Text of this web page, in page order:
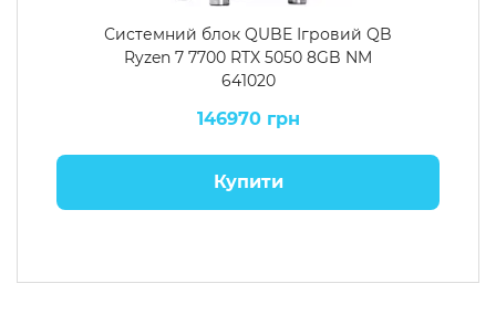
Системний блок QUBE Ігровий QB
Ryzen 7 7700 RTX 5050 8GB NM
641020
146970 грн
Купити